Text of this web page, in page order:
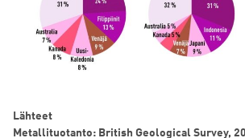
Lähteet
Metallituotanto: British Geological Survey,